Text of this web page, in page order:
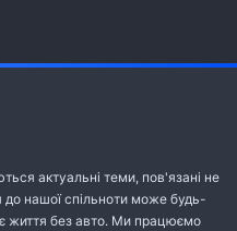
актуальні теми, пов'язані не
до нашої спільноти може будь-
життя без авто. Ми працюємо